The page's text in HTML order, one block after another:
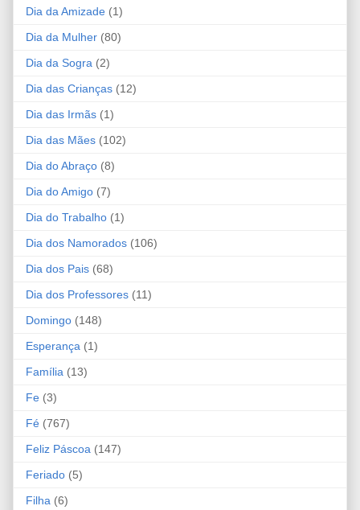
Dia da Amizade (1)
Dia da Mulher (80)
Dia da Sogra (2)
Dia das Crianças (12)
Dia das Irmãs (1)
Dia das Mães (102)
Dia do Abraço (8)
Dia do Amigo (7)
Dia do Trabalho (1)
Dia dos Namorados (106)
Dia dos Pais (68)
Dia dos Professores (11)
Domingo (148)
Esperança (1)
Família (13)
Fe (3)
Fé (767)
Feliz Páscoa (147)
Feriado (5)
Filha (6)